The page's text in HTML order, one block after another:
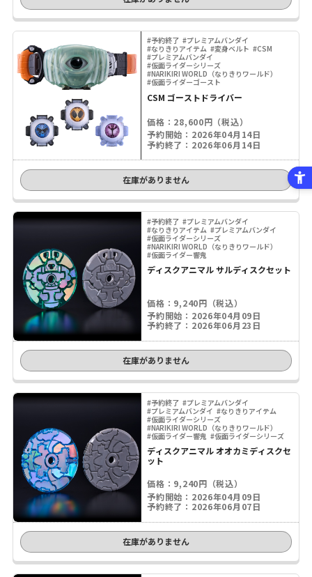
#予約終了 #プレミアムバンダイ
#なりきりアイテム #変身ベルト #CSM
#プレミアムバンダイ
#仮面ライダーシリーズ
#NARIKIRI WORLD（なりきりワールド）
#仮面ライダーゴースト
CSM ゴーストドライバー
価格：28,600円（税込）
予約開始：2026年04月14日
予約終了：2026年06月14日
在庫がありません
#予約終了 #プレミアムバンダイ
#なりきりアイテム #プレミアムバンダイ
#仮面ライダーシリーズ
#NARIKIRI WORLD（なりきりワールド）
#仮面ライダー響鬼
ディスクアニマル サルディスクセット
価格：9,240円（税込）
予約開始：2026年04月09日
予約終了：2026年06月23日
在庫がありません
#予約終了 #プレミアムバンダイ
#プレミアムバンダイ #なりきりアイテム
#仮面ライダーシリーズ
#NARIKIRI WORLD（なりきりワールド）
#仮面ライダー響鬼 #仮面ライダーシリーズ
ディスクアニマル オオカミディスクセ
ット
価格：9,240円（税込）
予約開始：2026年04月09日
予約終了：2026年06月07日
在庫がありません